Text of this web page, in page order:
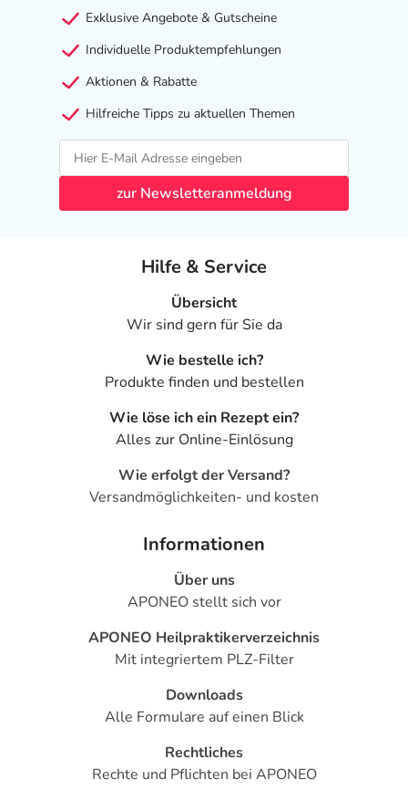
Exklusive Angebote & Gutscheine
Individuelle Produktempfehlungen
Aktionen & Rabatte
Hilfreiche Tipps zu aktuellen Themen
zur Newsletteranmeldung
Hilfe & Service
Übersicht
Wir sind gern für Sie da
Wie bestelle ich?
Produkte finden und bestellen
Wie löse ich ein Rezept ein?
Alles zur Online-Einlösung
Wie erfolgt der Versand?
Versandmöglichkeiten- und kosten
Informationen
Über uns
APONEO stellt sich vor
APONEO Heilpraktikerverzeichnis
Mit integriertem PLZ-Filter
Downloads
Alle Formulare auf einen Blick
Rechtliches
Rechte und Pflichten bei APONEO